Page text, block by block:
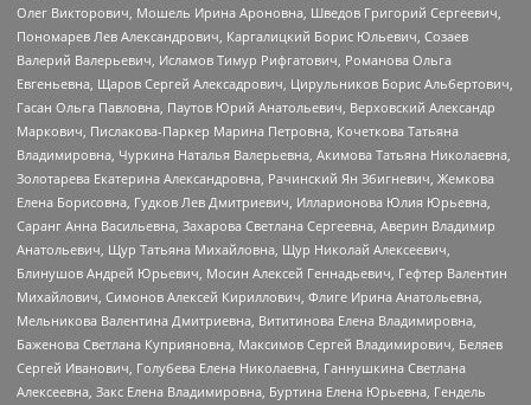
Олег Викторович, Мошель Ирина Ароновна, Шведов Григорий Сергеевич,
Пономарев Лев Александрович, Каргалицкий Борис Юльевич, Созаев
Валерий Валерьевич, Исламов Тимур Рифгатович, Романова Ольга
Евгеньевна, Щаров Сергей Алексадрович, Цирульников Борис Альбертович,
Гасан Ольга Павловна, Паутов Юрий Анатольевич, Верховский Александр
Маркович, Пислакова-Паркер Марина Петровна, Кочеткова Татьяна
Владимировна, Чуркина Наталья Валерьевна, Акимова Татьяна Николаевна,
Золотарева Екатерина Александровна, Рачинский Ян Збигневич, Жемкова
Елена Борисовна, Гудков Лев Дмитриевич, Илларионова Юлия Юрьевна,
Саранг Анна Васильевна, Захарова Светлана Сергеевна, Аверин Владимир
Анатольевич, Щур Татьяна Михайловна, Щур Николай Алексеевич,
Блинушов Андрей Юрьевич, Мосин Алексей Геннадьевич, Гефтер Валентин
Михайлович, Симонов Алексей Кириллович, Флиге Ирина Анатольевна,
Мельникова Валентина Дмитриевна, Вититинова Елена Владимировна,
Баженова Светлана Куприяновна, Максимов Сергей Владимирович, Беляев
Сергей Иванович, Голубева Елена Николаевна, Ганнушкина Светлана
Алексеевна, Закс Елена Владимировна, Буртина Елена Юрьевна, Гендель